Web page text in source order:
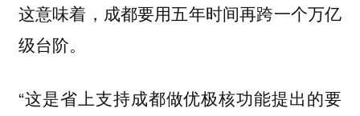
这意味着，成都要用五年时间再跨一个万亿
级台阶。
“这是省上支持成都做优极核功能提出的要